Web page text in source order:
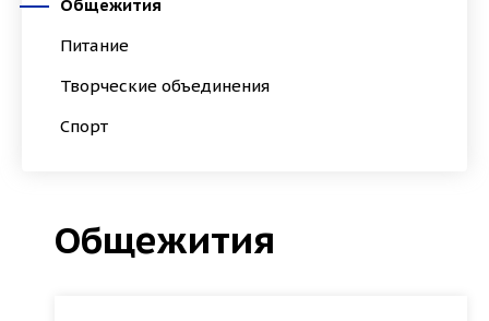
Общежития
Питание
Творческие объединения
Спорт
Общежития